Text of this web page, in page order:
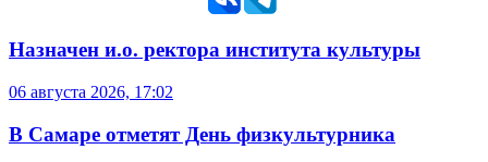
Назначен и.о. ректора института культуры
06 августа 2026, 17:02
В Самаре отметят День физкультурника